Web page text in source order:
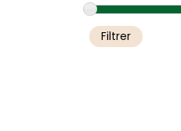
Filtrer